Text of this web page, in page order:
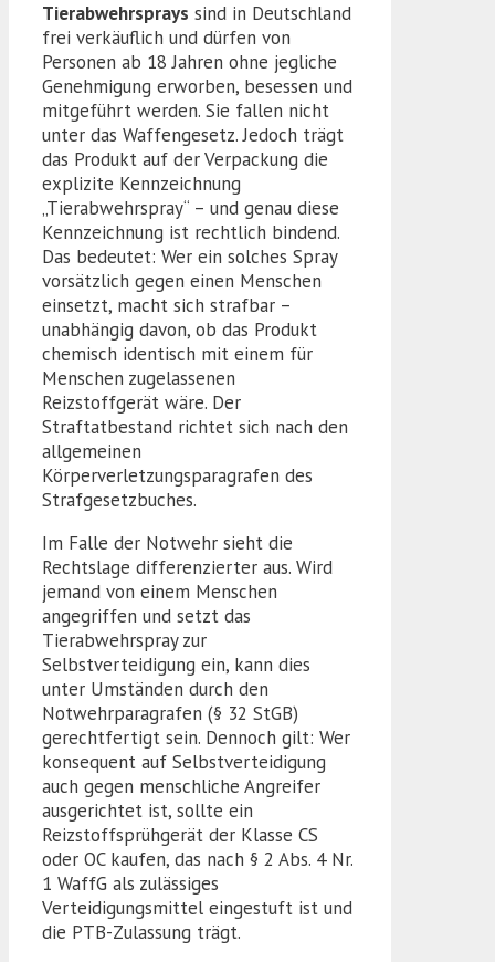
Tierabwehrsprays sind in Deutschland
frei verkäuflich und dürfen von
Personen ab 18 Jahren ohne jegliche
Genehmigung erworben, besessen und
mitgeführt werden. Sie fallen nicht
unter das Waffengesetz. Jedoch trägt
das Produkt auf der Verpackung die
explizite Kennzeichnung
„Tierabwehrspray“ – und genau diese
Kennzeichnung ist rechtlich bindend.
Das bedeutet: Wer ein solches Spray
vorsätzlich gegen einen Menschen
einsetzt, macht sich strafbar –
unabhängig davon, ob das Produkt
chemisch identisch mit einem für
Menschen zugelassenen
Reizstoffgerät wäre. Der
Straftatbestand richtet sich nach den
allgemeinen
Körperverletzungsparagrafen des
Strafgesetzbuches.
Im Falle der Notwehr sieht die
Rechtslage differenzierter aus. Wird
jemand von einem Menschen
angegriffen und setzt das
Tierabwehrspray zur
Selbstverteidigung ein, kann dies
unter Umständen durch den
Notwehrparagrafen (§ 32 StGB)
gerechtfertigt sein. Dennoch gilt: Wer
konsequent auf Selbstverteidigung
auch gegen menschliche Angreifer
ausgerichtet ist, sollte ein
Reizstoffsprühgerät der Klasse CS
oder OC kaufen, das nach § 2 Abs. 4 Nr.
1 WaffG als zulässiges
Verteidigungsmittel eingestuft ist und
die PTB-Zulassung trägt.